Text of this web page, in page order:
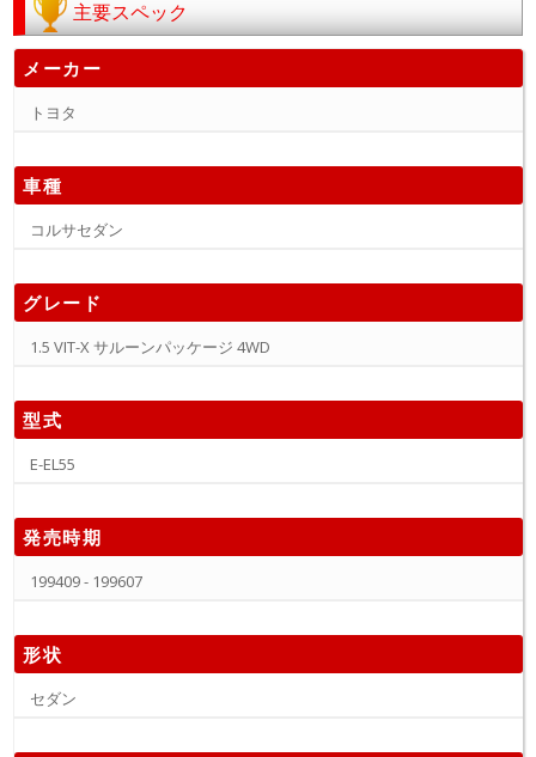
主要スペック
メーカー
トヨタ
車種
コルサセダン
グレード
1.5 VIT-X サルーンパッケージ 4WD
型式
E-EL55
発売時期
199409 - 199607
形状
セダン